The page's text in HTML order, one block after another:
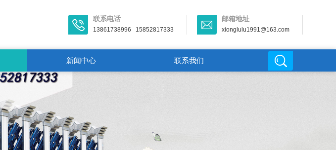
联系电话
13861738996 15852817333
邮箱地址
xionglulu1991@163.com
新闻中心 联系我们